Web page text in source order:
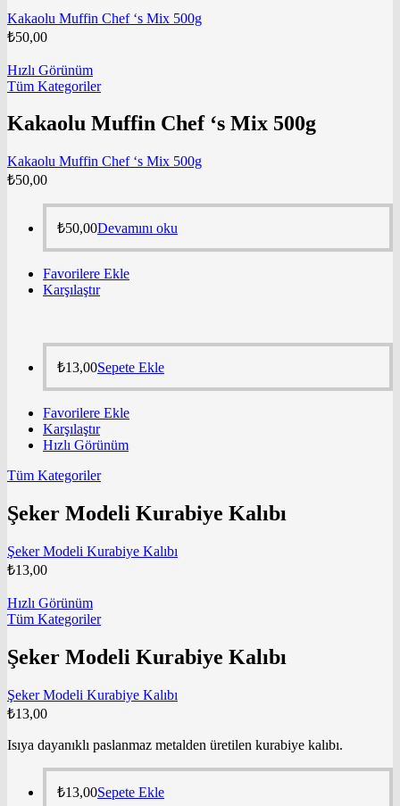
Kakaolu Muffin Chef ‘s Mix 500g
₺50,00
Hızlı Görünüm
Tüm Kategoriler
Kakaolu Muffin Chef ‘s Mix 500g
Kakaolu Muffin Chef ‘s Mix 500g
₺50,00
₺50,00Devamını oku
Favorilere Ekle
Karşılaştır
₺13,00Sepete Ekle
Favorilere Ekle
Karşılaştır
Hızlı Görünüm
Tüm Kategoriler
Şeker Modeli Kurabiye Kalıbı
Şeker Modeli Kurabiye Kalıbı
₺13,00
Hızlı Görünüm
Tüm Kategoriler
Şeker Modeli Kurabiye Kalıbı
Şeker Modeli Kurabiye Kalıbı
₺13,00
Isıya dayanıklı paslanmaz metalden üretilen kurabiye kalıbı.
₺13,00Sepete Ekle